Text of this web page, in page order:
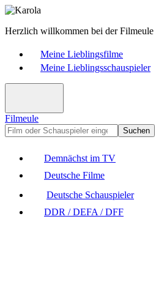
Herzlich willkommen bei der Filmeule
Meine Lieblingsfilme
Meine Lieblingsschauspieler
Filmeule
Suchen
Demnächst im TV
Deutsche Filme
Deutsche Schauspieler
DDR / DEFA / DFF